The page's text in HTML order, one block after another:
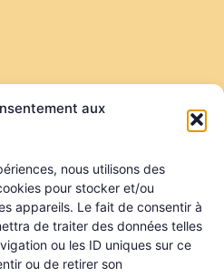
aux
nous utilisons des
pour stocker et/ou
appareils. Le fait de consentir à
de traiter des données telles
ou les ID uniques sur ce
ou de retirer son